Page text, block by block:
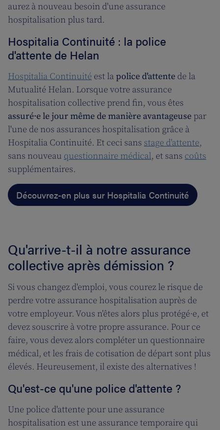
aurez à nouveau besoin d'une assurance
hospitalisation plus tard.
Hospitalia Continuité : la police
d'attente de Helan
Hospitalia Continuité est lapolice d'attente de la
Mutualité Helan. Lorsque votre assurance
hospitalisation collective prend fin, vous êtes
assuré·e le jour même de manière avantageuse par
l'une de nos assurances hospitalisation grâce à
Hospitalia Continuité. Et ceci sans stage d'attente,
sans nouveau questionnaire médical, et sans coûts
supplémentaires.
Découvrez-en plus sur Hospitalia Continuité
Qu'arrive-t-il à notre assurance
collective après démission ?
Si vous changez d'emploi, vous courez le risque de
perdre votre assurance hospitalisation auprès de
votre employeur. Vous n'êtes alors plus protégé·e, et
devez souscrire à votre propre assurance. Pour ce
faire, vous devez alors compléter un questionnaire
médical, et les frais de cotisation de départ sont plus
élevés. Heureusement, il existe des alternatives !
Qu'est-ce qu'une police d'attente ?
Une police d'attente pour une assurance
hospitalisation est une assurance temporaire qui